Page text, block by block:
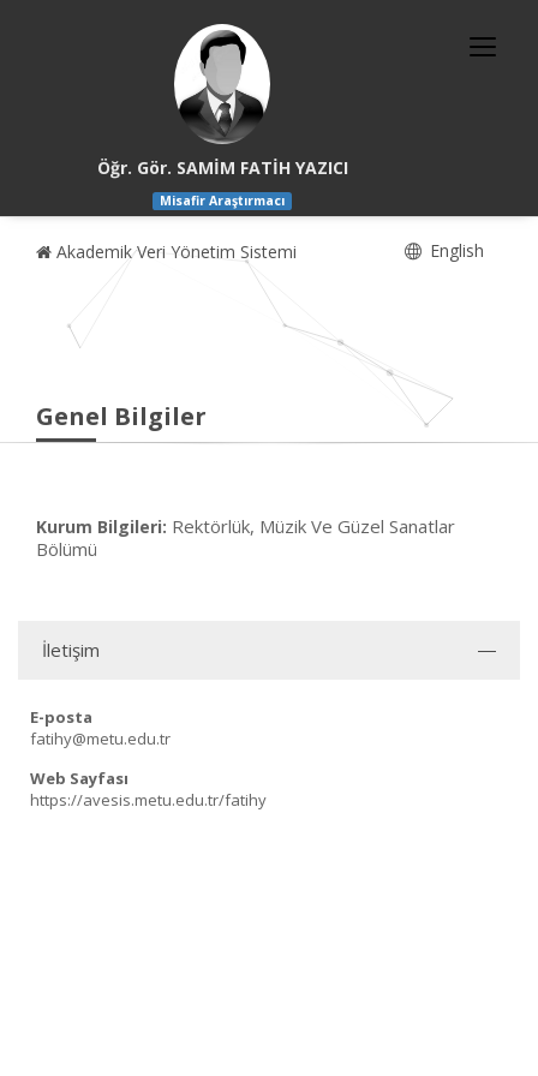
Öğr. Gör. SAMİM FATİH YAZICI
Misafir Araştırmacı
Akademik Veri Yönetim Sistemi English
Genel Bilgiler
Kurum Bilgileri: Rektörlük, Müzik Ve Güzel Sanatlar
Bölümü
İletişim
E-posta
fatihy@metu.edu.tr
Web Sayfası
https://avesis.metu.edu.tr/fatihy